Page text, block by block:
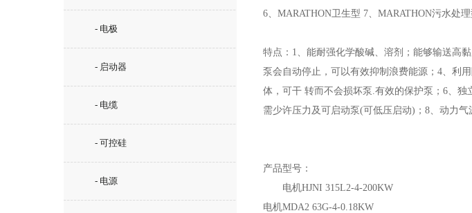
- 电极
- 启动器
- 电缆
- 可控硅
- 电源
6、MARATHON卫生型 7、MARATHON污水处理
特点：1、能耐强化学酸碱、溶剂；能够输送高
泵会自动停止，可以有效抑制浪费能源；4、利
体，可干 转而不会损坏泵.有效的保护泵；6、
需少许压力及可启动泵(可低压启动)；8、动力
产品型号：
电机HJNI 315L2-4-200KW
电机MDA2 63G-4-0.18KW